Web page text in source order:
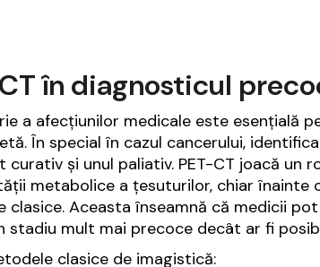
în diagnosticul
a afecțiunilor medicale este esențială
În special în cazul cancerului,
și unul paliativ. PET-CT joacă un
metabolice a țesuturilor, chiar înainte
clasice. Aceasta înseamnă că medicii
mult mai precoce decât ar fi
clasice de imagistică: